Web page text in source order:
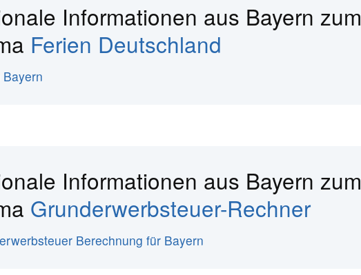
Informationen aus Bayern zum
Ferien Deutschland
Informationen aus Bayern zum
Grunderwerbsteuer-Rechner
Berechnung für Bayern